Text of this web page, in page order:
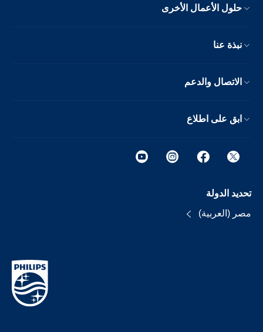
حلول الأعمال الأخرى
نبذة عنا
الاتصال والدعم
ابق على اطلاع
تحديد الدولة
مصر (العربية)